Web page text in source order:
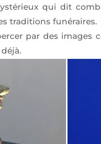
qui dit
tra­di­tions funéraires.
par des images